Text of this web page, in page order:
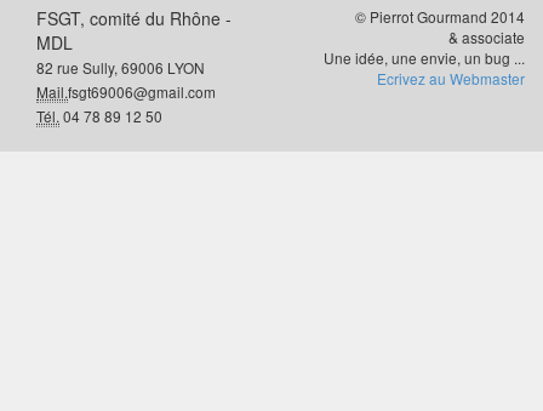
FSGT, comité du Rhône -
MDL
82 rue Sully, 69006 LYON
Mail.fsgt69006@gmail.com
Tél. 04 78 89 12 50
© Pierrot Gourmand 2014
& associate
Une idée, une envie, un bug ...
Ecrivez au Webmaster